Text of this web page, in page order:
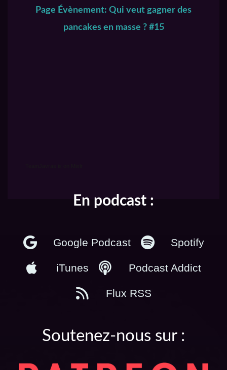
Page Évènement: Qui veut gagner des
pancakes en masse ? #15
En podcast :
Google Podcast Spotify
iTunes Podcast Addict
Flux RSS
Soutenez-nous sur :